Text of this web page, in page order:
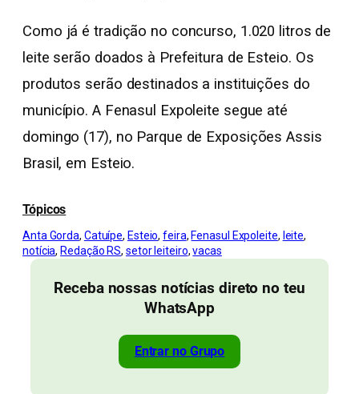
Como já é tradição no concurso, 1.020 litros de
leite serão doados à Prefeitura de Esteio. Os
produtos serão destinados a instituições do
município. A Fenasul Expoleite segue até
domingo (17), no Parque de Exposições Assis
Brasil, em Esteio.
Tópicos
Anta Gorda, Catuípe, Esteio, feira, Fenasul Expoleite, leite
notícia, Redação RS, setor leiteiro, vacas
Receba nossas notícias direto no teu
WhatsApp
Entrar no Grupo